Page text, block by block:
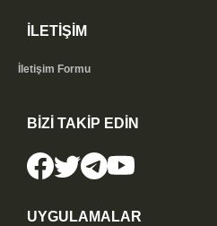
İLETİŞİM
İletişim Formu
BİZİ TAKİP EDİN
UYGULAMALAR